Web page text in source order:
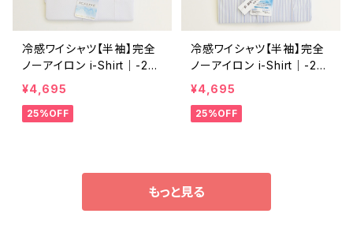
冷感ワイシャツ【半袖】完全
ノーアイロン i-Shirt｜-2℃
冷却 形態安定 レギュラー
シルエット セミワイドカラー
ドビー メンズ ビジネス exh
¥4,695
25%OFF
冷感ワイシャツ【半袖】完全
ノーアイロン i-Shirt｜-2℃
冷却 形態安定 レギュラー
シルエット カッタウェイ スト
ライプ メンズ ビジネス dhy
¥4,695
25%OFF
もっと見る